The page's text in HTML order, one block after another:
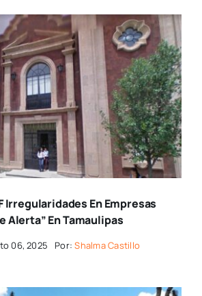
Irregularidades En Empresas
Alerta” En Tamaulipas
06, 2025 Por:Shalma Castillo